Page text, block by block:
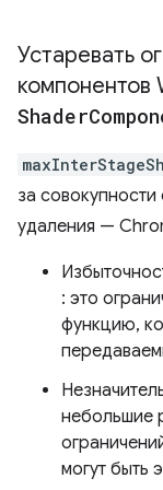
Устаревать
компонентов
Shader
за
удаления —
: это
функцию,
небольшие
могут быть